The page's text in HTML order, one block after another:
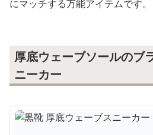
にマッチする万能アイテムです。
厚底ウェーブソールのブ
ニーカー